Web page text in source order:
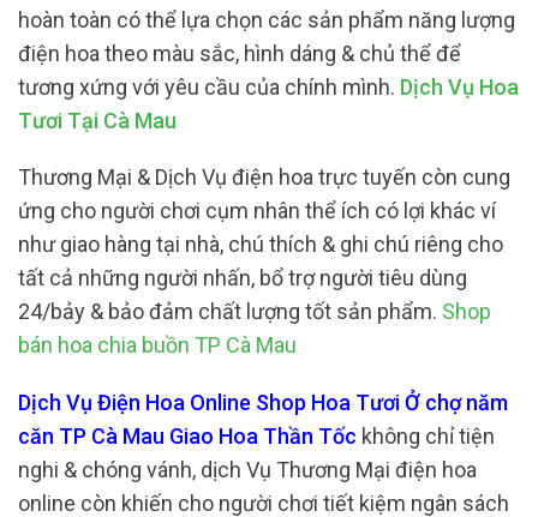
hoàn toàn có thể lựa chọn các sản phẩm năng lượng
điện hoa theo màu sắc, hình dáng & chủ thể để
tương xứng với yêu cầu của chính mình. Dịch Vụ Hoa
Tươi Tại Cà Mau
Thương Mại & Dịch Vụ điện hoa trực tuyến còn cung
ứng cho người chơi cụm nhân thể ích có lợi khác ví
như giao hàng tại nhà, chú thích & ghi chú riêng cho
tất cả những người nhấn, bổ trợ người tiêu dùng
24/bảy & bảo đảm chất lượng tốt sản phẩm. Shop
bán hoa chia buồn TP Cà Mau
Dịch Vụ Điện Hoa Online Shop Hoa Tươi Ở chợ năm
căn TP Cà Mau Giao Hoa Thần Tốc không chỉ tiện
nghi & chóng vánh, dịch Vụ Thương Mại điện hoa
online còn khiến cho người chơi tiết kiệm ngân sách